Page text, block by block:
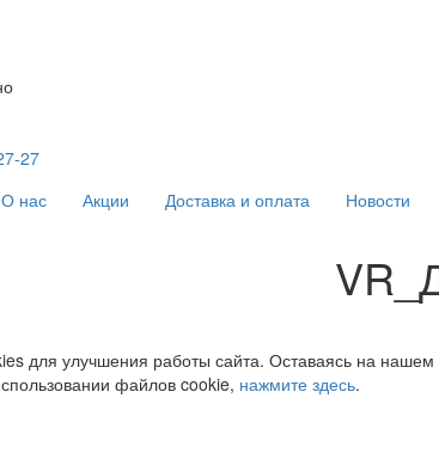
27
О нас Акции Доставка и оплата Новости
для улучшения работы сайта. Оставаясь на
файлов cookie, нажмите здесь.